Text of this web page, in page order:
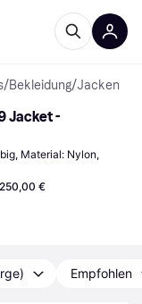
/Bekleidung/Jacken
Jacket -
Material: Nylon,
250,00 €
Empfohlen